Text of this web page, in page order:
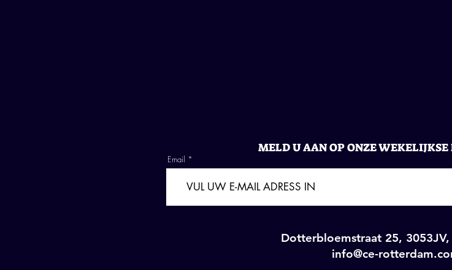
MELD U AAN OP ONZE
Email
Dotterbloemstraat 25,
info@ce-